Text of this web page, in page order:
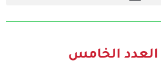
العدد الخامس